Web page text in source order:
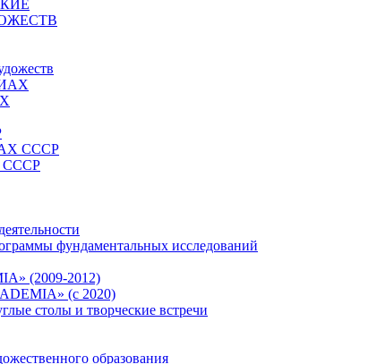
ИАХ
АХ СССР
СССР
фундаментальных исследований
(2009-2012)
(с 2020)
столы и творческие встречи
образования